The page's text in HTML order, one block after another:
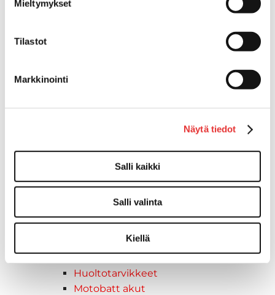
Mieltymykset
Tilastot
Markkinointi
Näytä tiedot
Salli kaikki
Salli valinta
Kiellä
Mönkijät
Traxter 2026
Maverick mallisto
Maverick 2025
Maverick 2026
Ajolasit
Can-Am varusteet
Huoltotarvikkeet
Motobatt akut